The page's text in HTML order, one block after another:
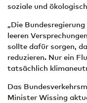
soziale und
„Die
leeren
sollte dafür sorgen,
reduzieren. Nur ein
tatsächlich
Das
Minister Wissing